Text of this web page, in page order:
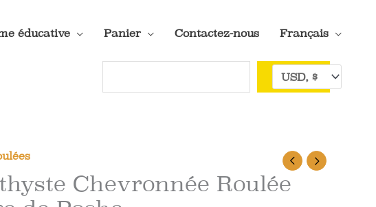
éducative Panier Contactez-nous Français
Chevronnée Roulée